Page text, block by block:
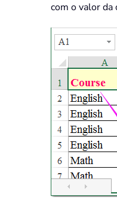
com o valor da